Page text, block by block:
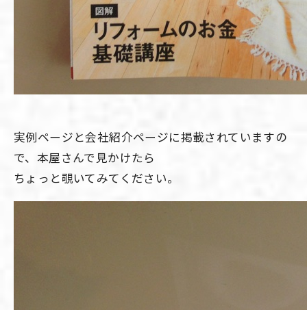
実例ページと会社紹介ページに掲載されていますの
で、本屋さんで見かけたら
ちょっと覗いてみてください。